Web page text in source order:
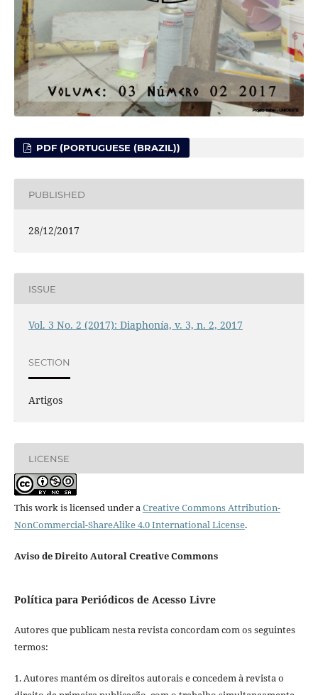
PDF (PORTUGUESE (BRAZIL))
PUBLISHED
28/12/2017
ISSUE
Vol. 3 No. 2 (2017): Diaphonía, v. 3, n. 2, 2017
SECTION
Artigos
LICENSE
This work is licensed under aCreative Commons Attribution-
NonCommercial-ShareAlike 4.0 International License.
Aviso de Direito Autoral Creative Commons
Política para Periódicos de Acesso Livre
Autores que publicam nesta revista concordam com os seguintes
termos:
1. Autores mantém os direitos autorais e concedem à revista o